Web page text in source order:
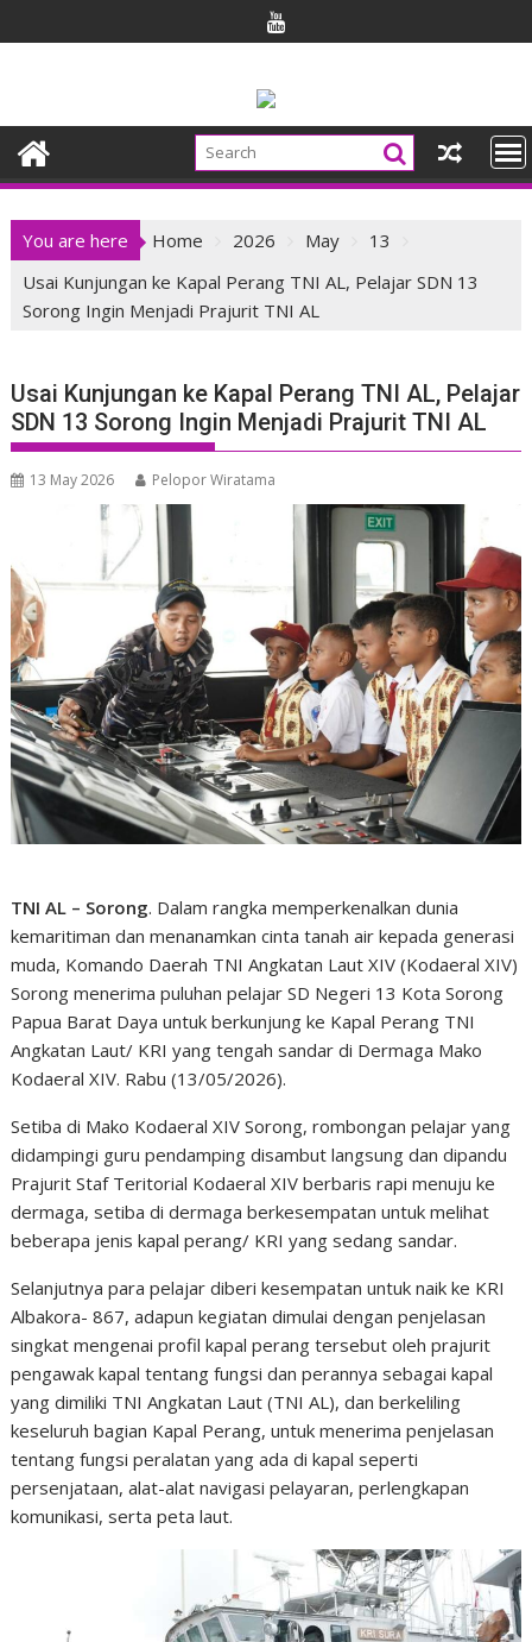
to
You are here Home 2026 May
13
Usai Kunjungan ke Kapal Perang TNI AL, Pelajar SDN 13
Sorong Ingin Menjadi Prajurit TNI AL
Usai Kunjungan ke Kapal Perang TNI AL, Pelajar
SDN 13 Sorong Ingin Menjadi Prajurit TNI AL
13 May 2026 Pelopor Wiratama
TNI AL – Sorong. Dalam rangka memperkenalkan dunia
kemaritiman dan menanamkan cinta tanah air kepada generasi
muda, Komando Daerah TNI Angkatan Laut XIV (Kodaeral XIV)
Sorong menerima puluhan pelajar SD Negeri 13 Kota Sorong
Papua Barat Daya untuk berkunjung ke Kapal Perang TNI
Angkatan Laut/ KRI yang tengah sandar di Dermaga Mako
Kodaeral XIV. Rabu (13/05/2026).
Setiba di Mako Kodaeral XIV Sorong, rombongan pelajar yang
didampingi guru pendamping disambut langsung dan dipandu
Prajurit Staf Teritorial Kodaeral XIV berbaris rapi menuju ke
dermaga, setiba di dermaga berkesempatan untuk melihat
beberapa jenis kapal perang/ KRI yang sedang sandar.
Selanjutnya para pelajar diberi kesempatan untuk naik ke KRI
Albakora- 867, adapun kegiatan dimulai dengan penjelasan
singkat mengenai profil kapal perang tersebut oleh prajurit
pengawak kapal tentang fungsi dan perannya sebagai kapal
yang dimiliki TNI Angkatan Laut (TNI AL), dan berkeliling
keseluruh bagian Kapal Perang, untuk menerima penjelasan
tentang fungsi peralatan yang ada di kapal seperti
persenjataan, alat-alat navigasi pelayaran, perlengkapan
komunikasi, serta peta laut.